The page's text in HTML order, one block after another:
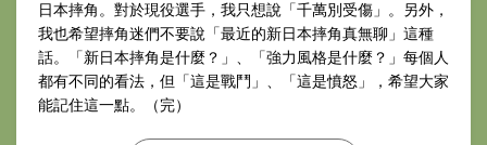
日本摔角。對於現役選手，我只想說「千萬別受傷」。另外，
我也希望摔角迷們不要說「最近的新日本摔角真無聊」這種
話。「新日本摔角是什麼？」、「強力風格是什麼？」每個人
都有不同的看法，但「這是戰鬥」、「這是憤怒」，希望大家
能記住這一點。（完）